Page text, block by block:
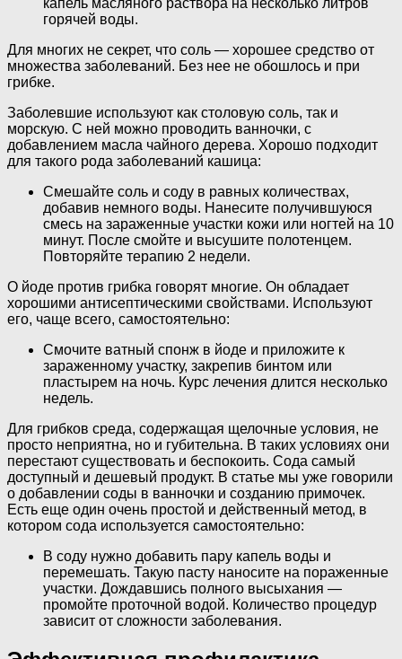
горячей воды.
Для многих не секрет, что соль — хорошее средство от
множества заболеваний. Без нее не обошлось и при
грибке.
Заболевшие используют как столовую соль, так и
морскую. С ней можно проводить ванночки, с
добавлением масла чайного дерева. Хорошо подходит
для такого рода заболеваний кашица:
Смешайте соль и соду в равных количествах,
добавив немного воды. Нанесите получившуюся
смесь на зараженные участки кожи или ногтей на 10
минут. После смойте и высушите полотенцем.
Повторяйте терапию 2 недели.
О йоде против грибка говорят многие. Он обладает
хорошими антисептическими свойствами. Используют
его, чаще всего, самостоятельно:
Смочите ватный спонж в йоде и приложите к
зараженному участку, закрепив бинтом или
пластырем на ночь. Курс лечения длится несколько
недель.
Для грибков среда, содержащая щелочные условия, не
просто неприятна, но и губительна. В таких условиях они
перестают существовать и беспокоить. Сода самый
доступный и дешевый продукт. В статье мы уже говорили
о добавлении соды в ванночки и созданию примочек.
Есть еще один очень простой и действенный метод, в
котором сода используется самостоятельно:
В соду нужно добавить пару капель воды и
перемешать. Такую пасту наносите на пораженные
участки. Дождавшись полного высыхания —
промойте проточной водой. Количество процедур
зависит от сложности заболевания.